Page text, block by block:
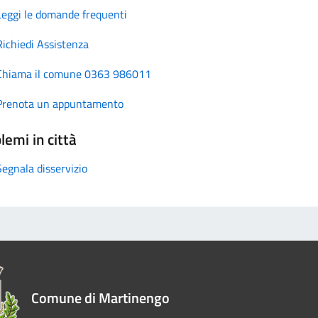
le domande frequenti
Assistenza
il comune 0363 986011
un appuntamento
in città
disservizio
Comune di Martinengo